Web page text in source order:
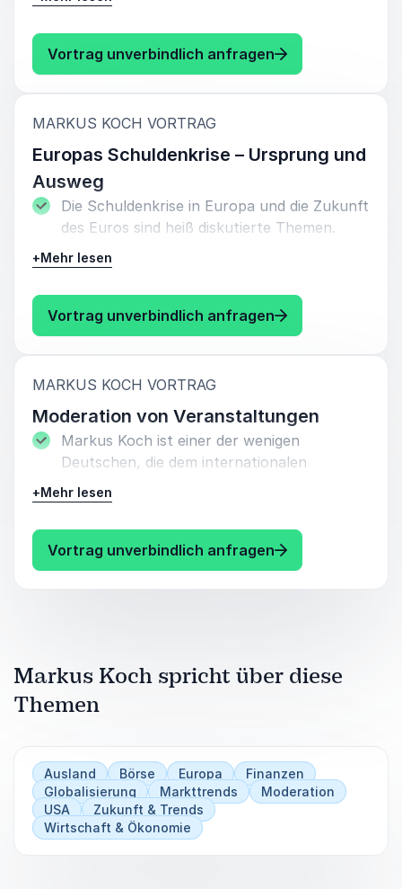
steigenden Einfluss auf unser Leben. So
auch auf die Finanzwelt.
Welche Chancen bieten sich für Investoren,
Koch zeigt in diesem Vortrag Potentiale auf.
Vortrag unverbindlich anfragen: Markus Koch
MARKUS KOCH VORTRAG
Europas Schuldenkrise – Ursprung und
Ausweg
Die Schuldenkrise in Europa und die Zukunft
des Euros sind heiß diskutierte Themen.
Markus Koch zeigt Gründe und Erklärungen
Finanzmarktkrise, beispielweise, hatten
Staaten Milliardensummen an Banken
mittlerweile eine Anzahl an Ländern vor der
Staatsinsolvenz stehen.
Welche Rolle spielen dabei Ratingagenturen?
Erfahren Sie dies und mehr in diesem
hochinteressanten Vortrag von Referent
+Mehr lesen
Vortrag unverbindlich anfragen: Markus Koch
MARKUS KOCH VORTRAG
Moderation von Veranstaltungen
Markus Koch ist einer der wenigen
Deutschen, die dem internationalen
Börsenparkett und seinen Akteuren über so
viele Jahre derart nahe stehen.
Für Ihre Veranstaltung steht Ihnen
Referent Markus Koch als lebhafter und
+Mehr lesen
Vortrag unverbindlich anfragen: Markus Koch
Markus Koch spricht über diese
Themen
Ausland Börse Europa
Finanzen
Globalisierung
Markttrends
Moderation
USA
Zukunft & Trends
Wirtschaft & Ökonomie